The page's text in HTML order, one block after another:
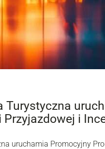
Turystyczna
i
uruchamia Promocyjny